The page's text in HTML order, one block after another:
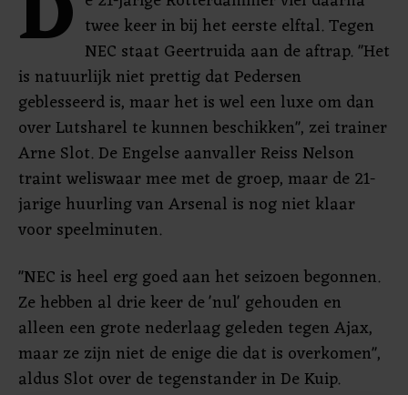
twee keer in bij het eerste elftal. Tegen
NEC staat Geertruida aan de aftrap. "Het
is natuurlijk niet prettig dat Pedersen
geblesseerd is, maar het is wel een luxe om dan
over Lutsharel te kunnen beschikken", zei trainer
Arne Slot. De Engelse aanvaller Reiss Nelson
traint weliswaar mee met de groep, maar de 21-
jarige huurling van Arsenal is nog niet klaar
voor speelminuten.
"NEC is heel erg goed aan het seizoen begonnen.
Ze hebben al drie keer de 'nul' gehouden en
alleen een grote nederlaag geleden tegen Ajax,
maar ze zijn niet de enige die dat is overkomen",
aldus Slot over de tegenstander in De Kuip.